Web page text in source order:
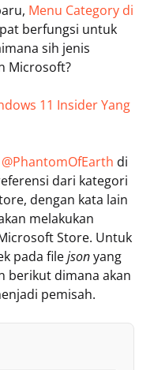
Menu Category di
berfungsi untuk
sih jenis
Microsoft?
11 Insider Yang
@PhantomOfEarth di
dari kategori
dengan kata lain
melakukan
Store. Untuk
pada filejsonyang
berikut dimana akan
pemisah.